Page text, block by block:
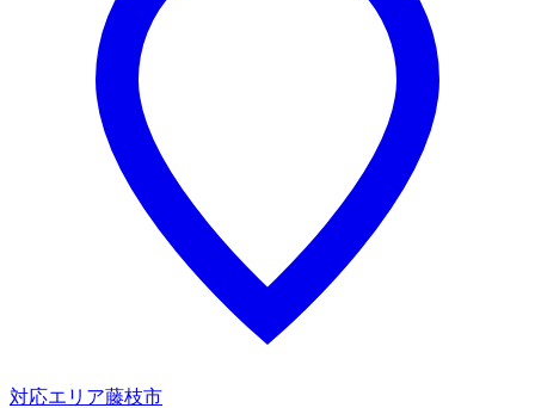
対応エリア藤枝市